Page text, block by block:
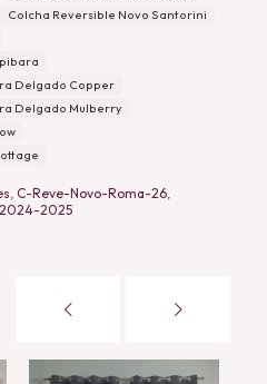
Colcha Reversible Novo Santorini
Delgado Copper
Delgado Mulberry
C-Reve-Novo-Roma-26
2024-2025